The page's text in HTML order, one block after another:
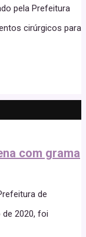
pela Prefeitura
cirúrgicos para
com grama
de
2020, foi